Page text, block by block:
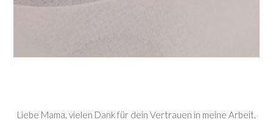
Liebe Mama, vielen Dank für dein Vertrauen in meine Arbeit.